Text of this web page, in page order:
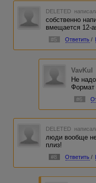
DELETED
собственно
вмещается 12-
#5 Ответить /
VavKul
Не
Формат
#6
DELETED
люди вообще не
плиз!
#8 Ответить /